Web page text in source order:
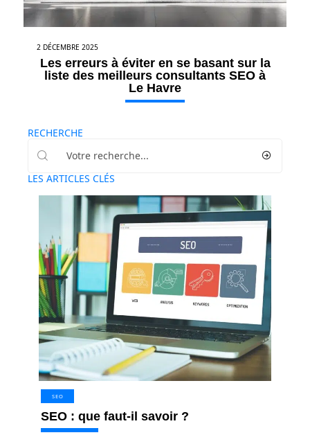
2 DÉCEMBRE 2025
Les erreurs à éviter en se basant sur la
liste des meilleurs consultants SEO à
Le Havre
RECHERCHE
LES ARTICLES CLÉS
SEO
SEO : que faut-il savoir ?